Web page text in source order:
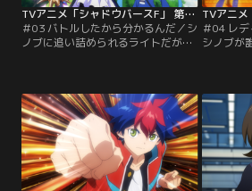
TVアニメ「シャドウバースF」 第03話
＃03 バトルしたから分かるんだ／シ
ノブに追い詰められるライトだが、
ル。すると、ドラグニルの声がライ
トの心に響き渡る。ドラグニルから
のアドバイスで一気に攻勢に出よう
とするライトだったが、シノブは恐
ろしいほどに冷静なままだった。
＃04 レ
シノブが
たちを煽
ントルマ
れでもシ
うとバト
トルマン
ッチクラ